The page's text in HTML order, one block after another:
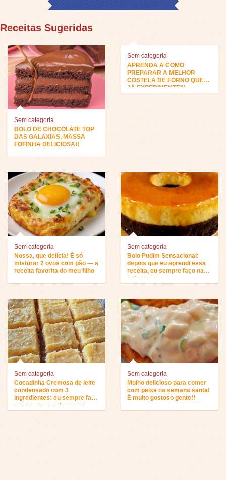
Receitas Sugeridas
Sem categoria
BOLO DE CHOCOLATE TOP
DAS GALAXIAS, MASSA
FOFINHA DELICIOSA!!
Sem categoria
APRENDA A COMO
PREPARAR A MELHOR
COSTELA DE FORNO QUE
JÁ EXPERIMENTEI!!
Sem categoria
Nossa, que delícia! É só
misturar 2 ovos com pão — a
receita favorita do meu filho
Sem categoria
Bolo Pudim Sensacional:
depois que eu aprendi essa
receita, eu sempre faço na
sobremesa…
Sem categoria
Cocadinha Cremosa de leite
condensado com 3
ingredientes: eu sempre faço
pra servir na sobremesa…
Sem categoria
Molho delicioso para comer
com peixe na semana santa!
É muito gostoso gente!!